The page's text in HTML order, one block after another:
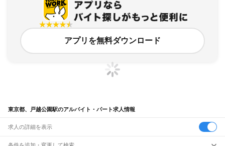
アプリを無料ダウンロード
東京都、戸越公園駅のアルバイト・パート求人情報
求人の詳細を表示